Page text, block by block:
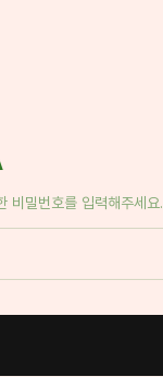
비밀번호를 입력해주세요.